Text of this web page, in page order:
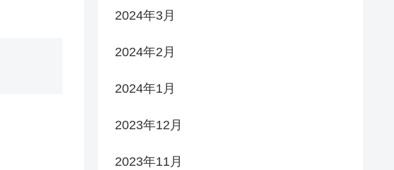
2024年3月
2024年2月
2024年1月
2023年12月
2023年11月